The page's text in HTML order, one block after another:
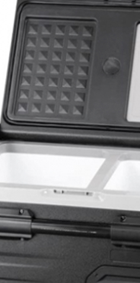
0.00
albalikart ilə